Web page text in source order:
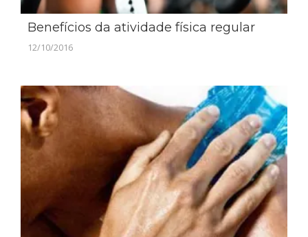
Benefícios da atividade física regular
12/10/2016